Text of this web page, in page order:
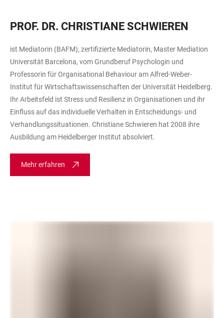
PROF. DR. CHRISTIANE SCHWIEREN
ist Mediatorin (BAFM), zertifizierte Mediatorin, Master Mediation
Universität Barcelona, vom Grundberuf Psychologin und
Professorin für Organisational Behaviour am Alfred-Weber-
Institut für Wirtschaftswissenschaften der Universität Heidelberg.
Ihr Arbeitsfeld ist Stress und Resilienz in Organisationen und ihr
Einfluss auf das individuelle Verhalten in Entscheidungs- und
Verhandlungssituationen. Christiane Schwieren hat 2008 ihre
Ausbildung am Heidelberger Institut absolviert.
Mehr erfahren